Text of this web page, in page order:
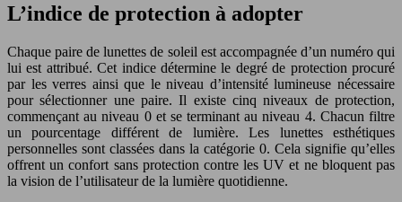
L’indice de protection à adopter
Chaque paire de lunettes de soleil est accompagnée d’un numéro qui
lui est attribué. Cet indice détermine le degré de protection procuré
par les verres ainsi que le niveau d’intensité lumineuse nécessaire
pour sélectionner une paire. Il existe cinq niveaux de protection,
commençant au niveau 0 et se terminant au niveau 4. Chacun filtre
un pourcentage différent de lumière. Les lunettes esthétiques
personnelles sont classées dans la catégorie 0. Cela signifie qu’elles
offrent un confort sans protection contre les UV et ne bloquent pas
la vision de l’utilisateur de la lumière quotidienne.